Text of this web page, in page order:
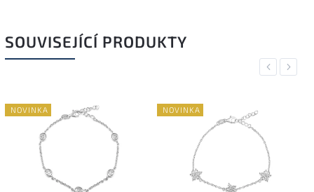
SOUVISEJÍCÍ PRODUKTY
Previous
NOVINKA NOVINKA
Next